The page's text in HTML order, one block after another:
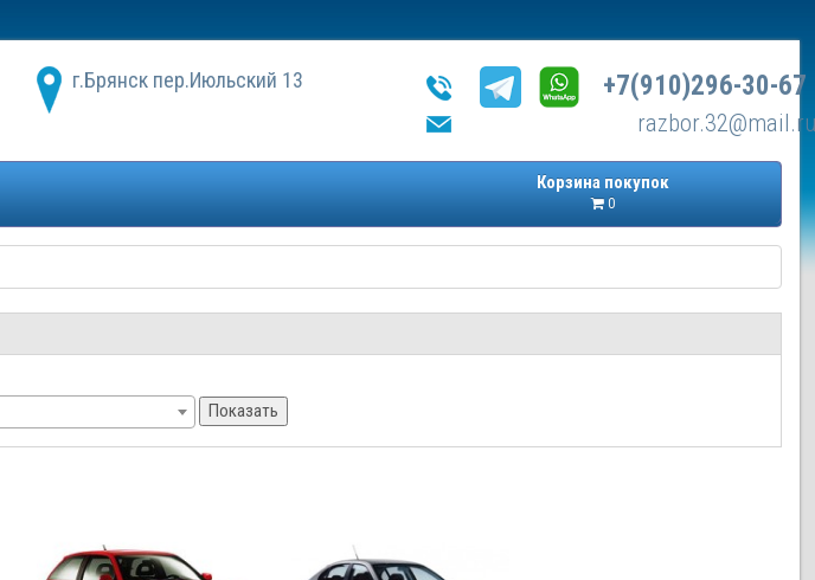
г.Брянск пер.Июльский 13 +7(910)296-30-67
Корзина покупок
0
Показать